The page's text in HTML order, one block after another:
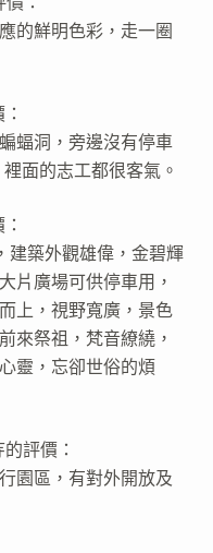
的鮮明色彩，走一圈
蝠洞，旁邊沒有停車
面的志工都很客氣。
建築外觀雄偉，金碧輝
片廣場可供停車用，
上，視野寬廣，景色
來祭祖，梵音繚繞，
靈，忘卻世俗的煩
評價：
園區，有對外開放及